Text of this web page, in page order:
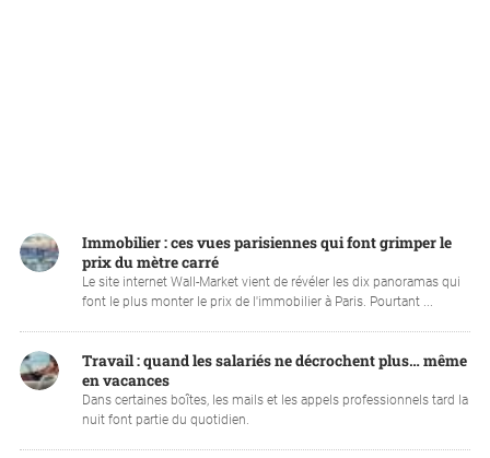
Immobilier : ces vues parisiennes qui font grimper le
prix du mètre carré
Le site internet Wall-Market vient de révéler les dix panoramas qui
font le plus monter le prix de l'immobilier à Paris. Pourtant ...
Travail : quand les salariés ne décrochent plus… même
en vacances
Dans certaines boîtes, les mails et les appels professionnels tard la
nuit font partie du quotidien.